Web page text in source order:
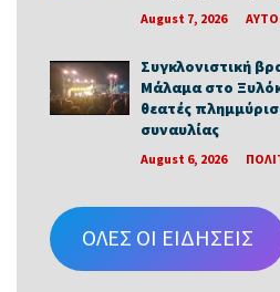
August 7, 2026
Συγκλονιστική
Μάλαμα στο
θεατές
συναυλίας
August 6, 2026
ΟΛΕΣ ΟΙ ΕΙΔΗΣΕΙΣ